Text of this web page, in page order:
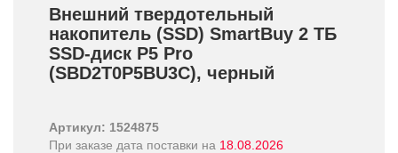
Внешний твердотельный
накопитель (SSD) SmartBuy 2 ТБ
SSD-диск P5 Pro
(SBD2T0P5BU3C), черный
Артикул: 1524875
При заказе дата поставки на 18.08.2026